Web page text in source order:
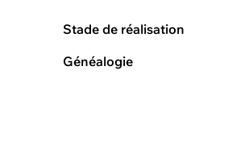
Stade de réalisation
Généalogie